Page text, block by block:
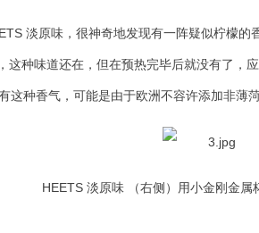
淡原味，很神奇地发现有一阵疑似柠檬
这种味道还在，但在预热完毕后就没有了，
这种香气，可能是由于欧洲不容许添加非薄菏
HEETS 淡原味 （右侧）用小金刚金属